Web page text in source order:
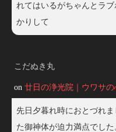
れてはいるがちゃんとラ
かりして
こだぬき丸
on 廿日の浄光院｜ウワサ
先日夕暮れ時におとづれ
た御神体が迫力満点でし